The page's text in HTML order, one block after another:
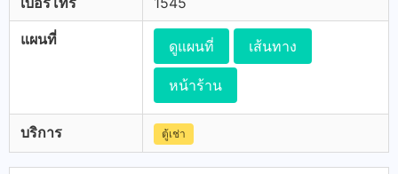
แผนที่ ดูแผนที่ เส้นทาง
หน้าร้าน
บริการ ตู้เช่า